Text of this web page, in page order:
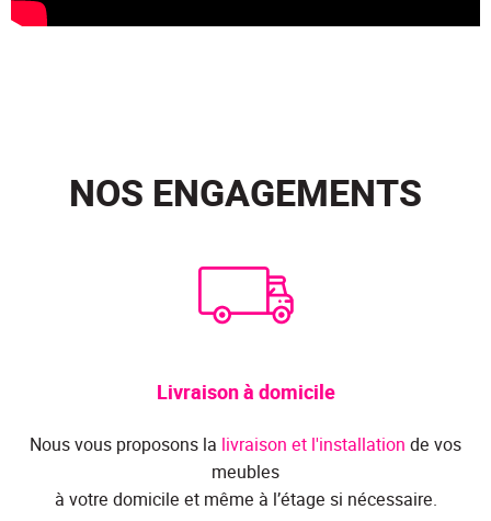
NOS ENGAGEMENTS
Livraison à domicile
Nous vous proposons la livraison et l'installation de vos
meubles
à votre domicile et même à l’étage si nécessaire.